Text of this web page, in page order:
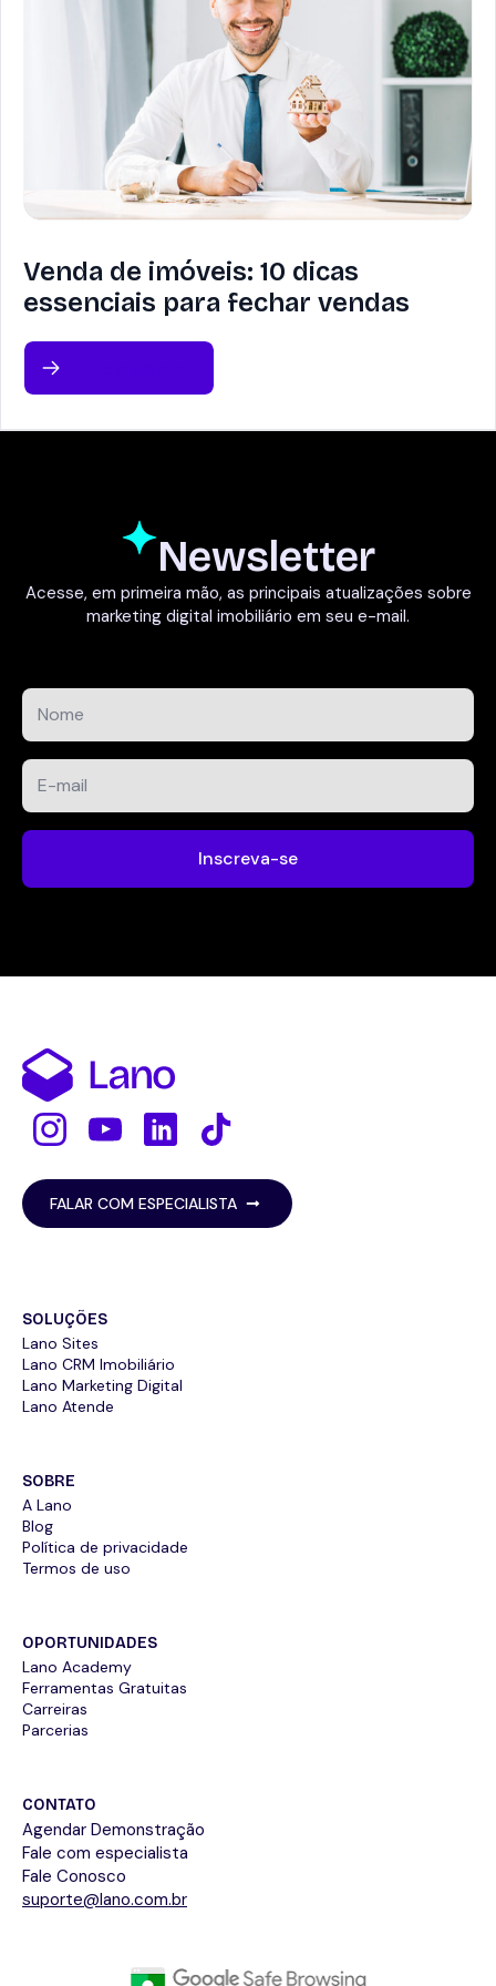
Venda de imóveis: 10 dicas
essenciais para fechar vendas
Newsletter
Acesse, em primeira mão, as principais atualizações sobre
marketing digital imobiliário em seu e-mail.
Nome
E-
mail
Inscreva-se
FALAR COM ESPECIALISTA
SOLUÇÕES
Lano Sites
Lano CRM Imobiliário
Lano Marketing Digital
Lano Atende
SOBRE
A Lano
Blog
Política de privacidade
Termos de uso
OPORTUNIDADES
Lano Academy
Ferramentas Gratuitas
Carreiras
Parcerias
CONTATO
Agendar Demonstração
Fale com especialista
Fale Conosco
suporte@lano.com.br